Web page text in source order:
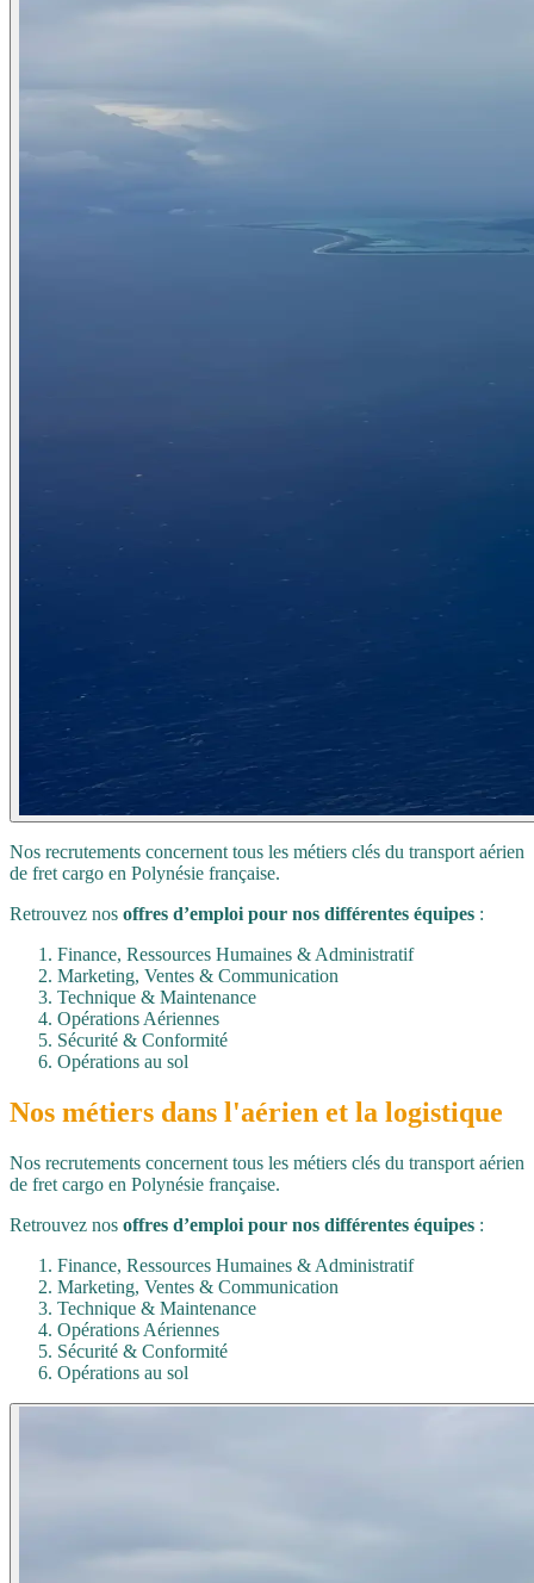
Nos recrutements concernent tous les métiers clés du transport aérien
de fret cargo en Polynésie française.
Retrouvez nos offres d’emploi pour nos différentes équipes :
Finance, Ressources Humaines & Administratif
Marketing, Ventes & Communication
Technique & Maintenance
Opérations Aériennes
Sécurité & Conformité
Opérations au sol
Nos métiers dans l'aérien et la logistique
Nos recrutements concernent tous les métiers clés du transport aérien
de fret cargo en Polynésie française.
Retrouvez nos offres d’emploi pour nos différentes équipes :
Finance, Ressources Humaines & Administratif
Marketing, Ventes & Communication
Technique & Maintenance
Opérations Aériennes
Sécurité & Conformité
Opérations au sol